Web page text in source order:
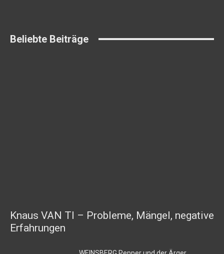
Beliebte Beiträge
Knaus VAN TI – Probleme, Mängel, negative
Erfahrungen